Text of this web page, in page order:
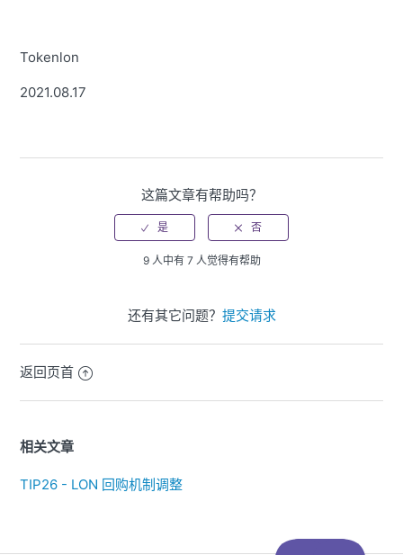
Tokenlon
2021.08.17
这篇文章有帮助吗？
9 人中有 7 人觉得有帮助
还有其它问题？ 提交请求
返回页首
相关文章
TIP26 - LON 回购机制调整